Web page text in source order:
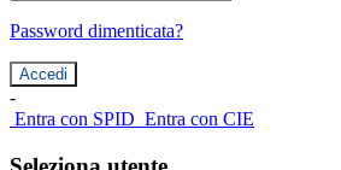
Password dimenticata?
-
Entra con SPID Entra con CIE